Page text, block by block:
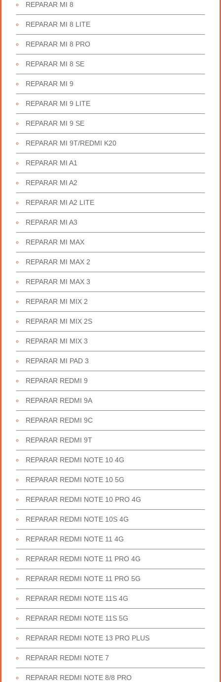
REPARAR MI 8
REPARAR MI 8 LITE
REPARAR MI 8 PRO
REPARAR MI 8 SE
REPARAR MI 9
REPARAR MI 9 LITE
REPARAR MI 9 SE
REPARAR MI 9T/REDMI K20
REPARAR MI A1
REPARAR MI A2
REPARAR MI A2 LITE
REPARAR MI A3
REPARAR MI MAX
REPARAR MI MAX 2
REPARAR MI MAX 3
REPARAR MI MIX 2
REPARAR MI MIX 2S
REPARAR MI MIX 3
REPARAR MI PAD 3
REPARAR REDMI 9
REPARAR REDMI 9A
REPARAR REDMI 9C
REPARAR REDMI 9T
REPARAR REDMI NOTE 10 4G
REPARAR REDMI NOTE 10 5G
REPARAR REDMI NOTE 10 PRO 4G
REPARAR REDMI NOTE 10S 4G
REPARAR REDMI NOTE 11 4G
REPARAR REDMI NOTE 11 PRO 4G
REPARAR REDMI NOTE 11 PRO 5G
REPARAR REDMI NOTE 11S 4G
REPARAR REDMI NOTE 11S 5G
REPARAR REDMI NOTE 13 PRO PLUS
REPARAR REDMI NOTE 7
REPARAR REDMI NOTE 8/8 PRO